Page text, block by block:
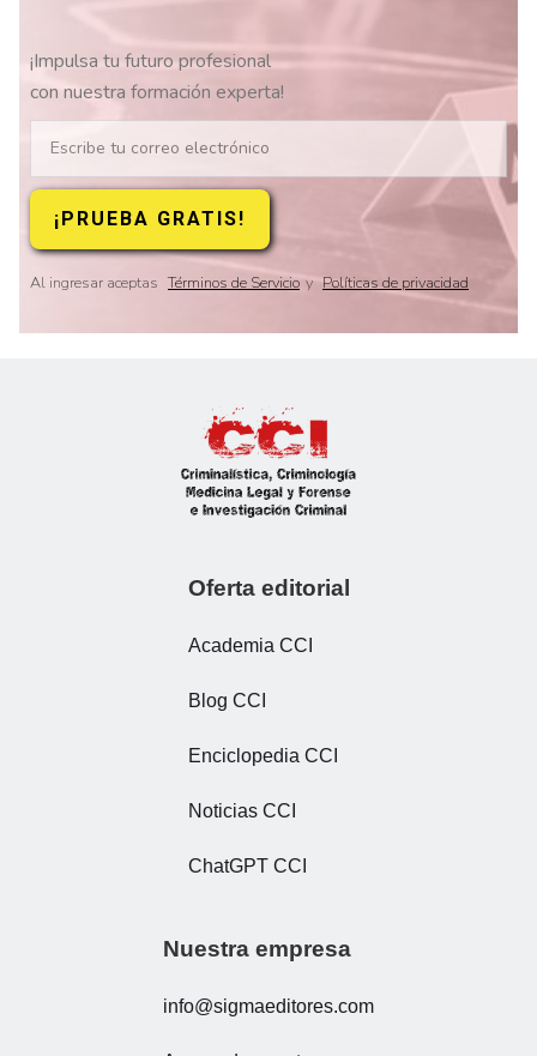
¡Impulsa tu futuro profesional
con nuestra formación experta!
Al ingresar aceptas Términos de Servicio y Políticas de privacidad
Oferta editorial
Academia CCI
Blog CCI
Enciclopedia CCI
Noticias CCI
ChatGPT CCI
Nuestra empresa
info@sigmaeditores.com